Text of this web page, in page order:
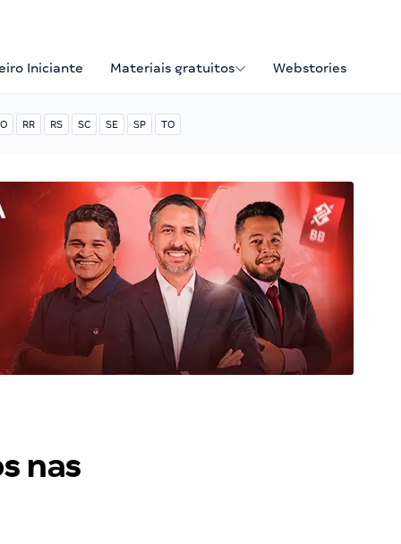
Iniciante Materiais gratuitos Webstories
RR RS SC SE SP TO
nas